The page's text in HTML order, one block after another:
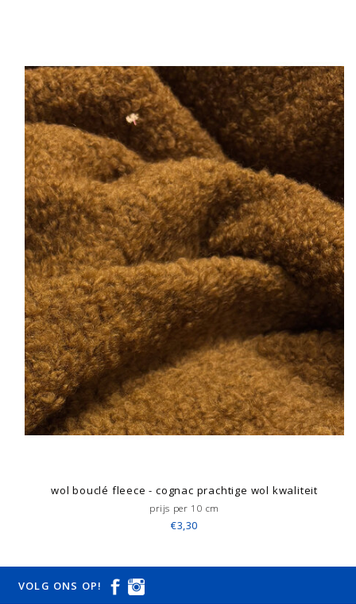
wol bouclé fleece - cognac prachtige wol kwaliteit
prijs per 10 cm
€3,30
VOLG ONS OP!